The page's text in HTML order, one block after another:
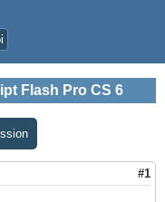
Flash Pro CS 6
#1